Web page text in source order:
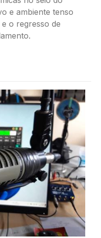
e ambiente tenso
o regresso de